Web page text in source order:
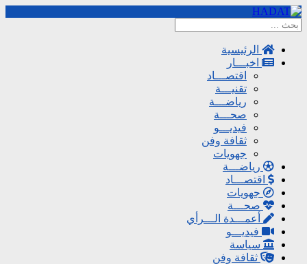
الرئيسية
اخبـــار
اقتصـــاد
تقنيـــة
رياضـــة
صحـــة
فيديـــو
ثقافة وفن
جهويات
رياضـــة
اقتصـــاد
جهويات
صحـــة
أعمـــدة الـــرأي
فيديـــو
سياسة
ثقافة وفن